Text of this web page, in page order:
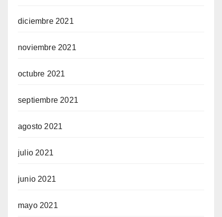
diciembre 2021
noviembre 2021
octubre 2021
septiembre 2021
agosto 2021
julio 2021
junio 2021
mayo 2021